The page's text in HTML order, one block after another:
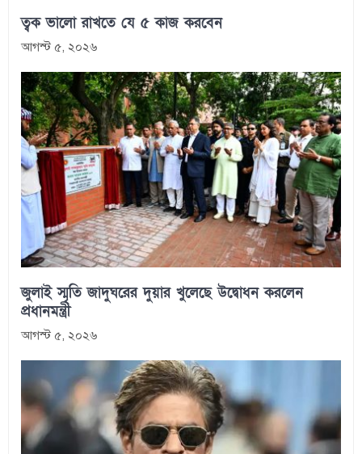
ত্বক ভালো রাখতে যে ৫ কাজ করবেন
আগস্ট ৫, ২০২৬
জুলাই স্মৃতি জাদুঘরের দুয়ার খুলেছে উদ্বোধন করলেন
প্রধানমন্ত্রী
আগস্ট ৫, ২০২৬